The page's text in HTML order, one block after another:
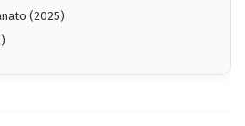
(2025)